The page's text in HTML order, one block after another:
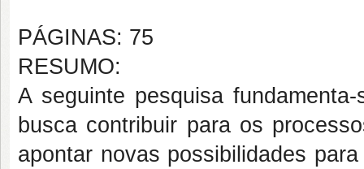
PÁGINAS: 75
RESUMO:
A seguinte pesquisa
busca contribuir para os
apontar novas possibilidades